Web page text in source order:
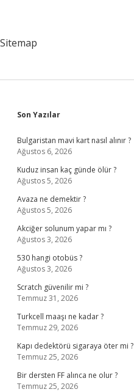
Sitemap
Sidebar
Son Yazılar
Bulgaristan mavi kart nasıl alınır ?
Ağustos 6, 2026
Kuduz insan kaç günde ölür ?
Ağustos 5, 2026
Avaza ne demektir ?
Ağustos 5, 2026
Akciğer solunum yapar mı ?
Ağustos 3, 2026
530 hangi otobüs ?
Ağustos 3, 2026
Scratch güvenilir mi ?
Temmuz 31, 2026
Turkcell maaşı ne kadar ?
Temmuz 29, 2026
Kapı dedektörü sigaraya öter mi ?
Temmuz 25, 2026
Bir dersten FF alınca ne olur ?
Temmuz 25, 2026